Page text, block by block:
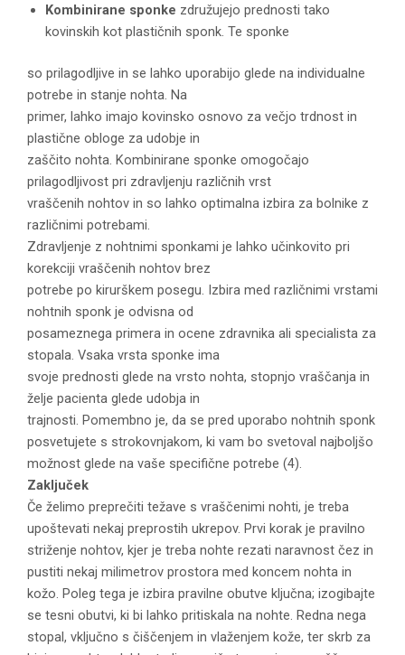
Kombinirane sponke združujejo prednosti tako
kovinskih kot plastičnih sponk. Te sponke
so prilagodljive in se lahko uporabijo glede na individualne
potrebe in stanje nohta. Na
primer, lahko imajo kovinsko osnovo za večjo trdnost in
plastične obloge za udobje in
zaščito nohta. Kombinirane sponke omogočajo
prilagodljivost pri zdravljenju različnih vrst
vraščenih nohtov in so lahko optimalna izbira za bolnike z
različnimi potrebami.
Zdravljenje z nohtnimi sponkami je lahko učinkovito pri
korekciji vraščenih nohtov brez
potrebe po kirurškem posegu. Izbira med različnimi vrstami
nohtnih sponk je odvisna od
posameznega primera in ocene zdravnika ali specialista za
stopala. Vsaka vrsta sponke ima
svoje prednosti glede na vrsto nohta, stopnjo vraščanja in
želje pacienta glede udobja in
trajnosti. Pomembno je, da se pred uporabo nohtnih sponk
posvetujete s strokovnjakom, ki vam bo svetoval najboljšo
možnost glede na vaše specifične potrebe (4).
Zaključek
Če želimo preprečiti težave s vraščenimi nohti, je treba
upoštevati nekaj preprostih ukrepov. Prvi korak je pravilno
striženje nohtov, kjer je treba nohte rezati naravnost čez in
pustiti nekaj milimetrov prostora med koncem nohta in
kožo. Poleg tega je izbira pravilne obutve ključna; izogibajte
se tesni obutvi, ki bi lahko pritiskala na nohte. Redna nega
stopal, vključno s čiščenjem in vlaženjem kože, ter skrb za